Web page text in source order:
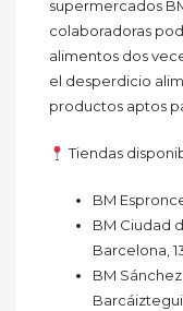
supermercados
colaboradoras
alimentos dos
el desperdicio
productos aptos
Tiendas
BM
BM Ciudad
Barcelona,
BM